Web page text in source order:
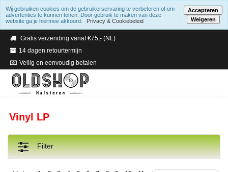
Verzending binnen 2 a 3 werkdagen
Gratis verzending vanaf €75,- (NL)
14 dagen retourtermijn
Veilig en eenvoudig betalen
Vinyl LP
Filter
Wij gebruiken cookies om de gebruikerservaring te verbeteren of om
advertenties te kunnen tonen. Door gebruik te maken van deze
website ga je hiermee akkoord.
Privacy & Cookiebeleid
Accepteren
Weigeren